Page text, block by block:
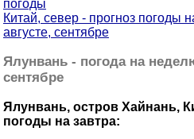
погоды
Китай, север - прогноз погоды
августе, сентябре
Ялунвань - погода на
сентябре
Ялунвань, остров Хайнань,
погоды на завтра: